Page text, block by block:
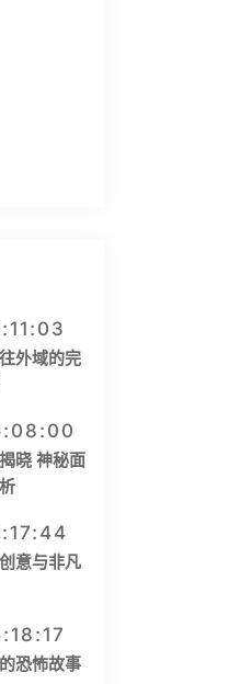
外域的完
晓 神秘面
意与非凡
恐怖故事